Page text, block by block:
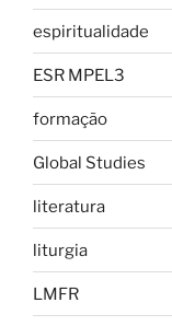
espiritualidade
ESR MPEL3
formação
Global Studies
literatura
liturgia
LMFR